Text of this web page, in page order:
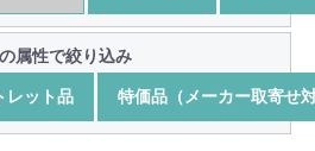
属性で絞り込み
レット品 特価品（メーカー取寄せ